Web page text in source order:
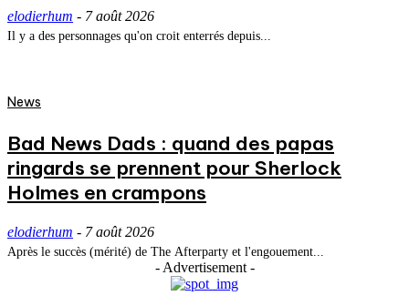
elodierhum - 7 août 2026
Il y a des personnages qu'on croit enterrés depuis...
News
Bad News Dads : quand des papas
ringards se prennent pour Sherlock
Holmes en crampons
elodierhum - 7 août 2026
Après le succès (mérité) de The Afterparty et l'engouement...
- Advertisement -